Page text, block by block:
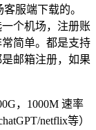
客服端下载的。
个机场，注册账
简单。都是支持
邮箱注册，如果
，1000M 速率
netflix等）